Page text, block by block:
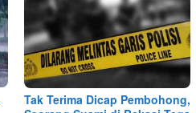
Tak Terima Dicap Pembohong,